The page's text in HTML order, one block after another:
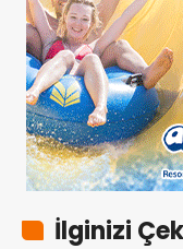
İlginizi